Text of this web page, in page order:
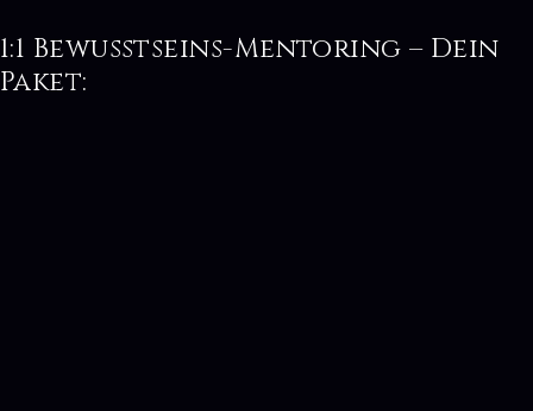
1:1 Bewusstseins-Mentoring – Dein
Paket: